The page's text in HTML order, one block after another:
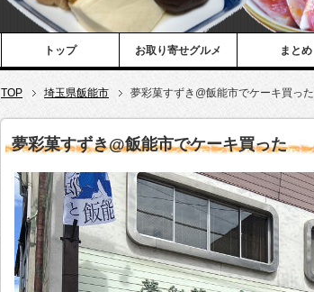
トップ お取り寄せグルメ まとめ
TOP 埼玉県飯能市 夢彩菓すずき@飯能市でケーキ買った
夢彩菓すずき@飯能市でケーキ買った